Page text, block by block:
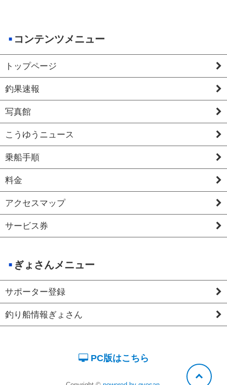
コンテンツメニュー
トップページ
釣果速報
写真館
こうゆうニュース
乗船手順
料金
アクセスマップ
サービス券
ぎょさんメニュー
サポーター登録
釣り船情報ぎょさん
PC版はこちら